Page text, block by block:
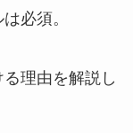
必須。
理由を解説し